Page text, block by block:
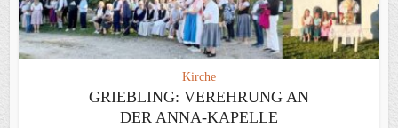
Kirche
GRIEBLING: VEREHRUNG AN
DER ANNA-KAPELLE